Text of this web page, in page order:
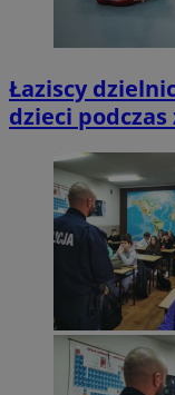
Łaziscy
dzieci